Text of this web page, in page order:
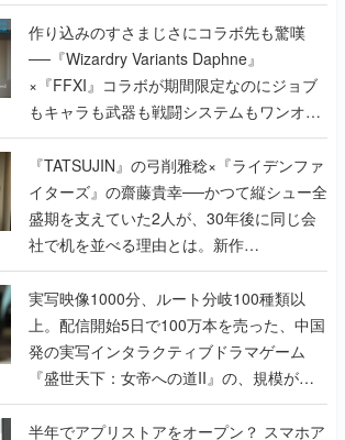
作り込みのすさまじさにコラボ先も驚嘆
──『Wizardry Variants Daphne』
×『FFXI』コラボが期間限定なのにジョブ
もキャラも武器も戦闘システムもワンオフ
で作り込まれた理由を両ディレクターに聞
く
『TATSUJIN』の弓削雅稔×『ライデンファ
イターズ』の齋藤貴幸──かつて縦シュー全
盛期を支えていた2人が、30年後に同じ会
社で机を並べる理由とは。新作
『TATSUJIN EXTREME』で初タッグを組
んだレジェンド2人に訊く開発秘話
実写映像1000分、ルート分岐100種類以
上。配信開始5日で100万本を売った、中国
発の実写インタラクティブドラマゲーム
『盛世天下：女帝への道II』の、規模が違
うこだわりをプロデューサーに聞いた
半年でアプリストアをオープン？ スマホア